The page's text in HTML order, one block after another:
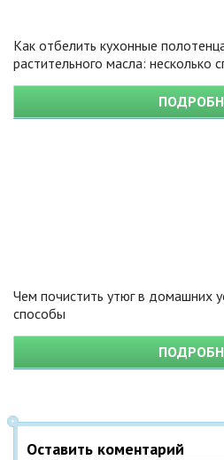
Как отбелить кухонные
растительного масла: несколько
Чем почистить утюг в домашних
способы
Оставить коментарий